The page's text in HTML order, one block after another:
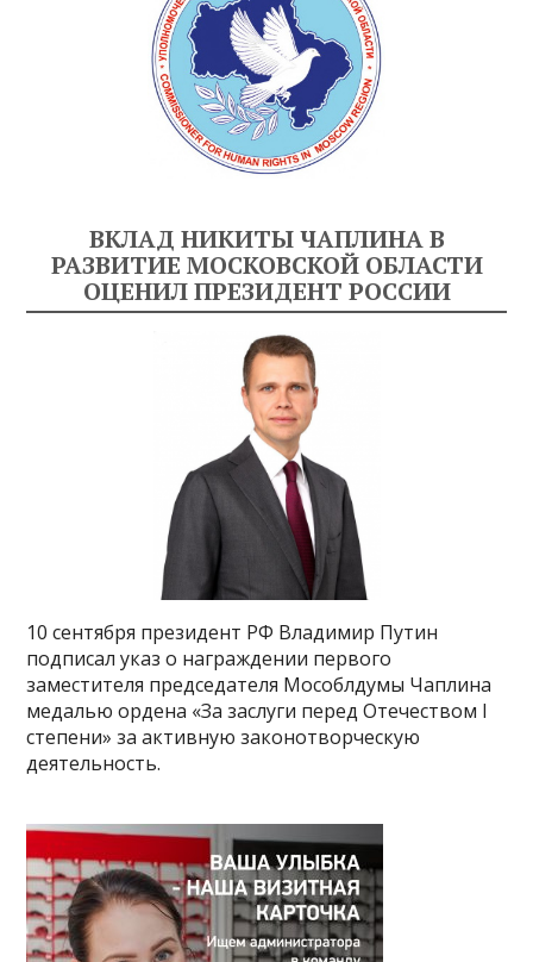
ВКЛАД НИКИТЫ ЧАПЛИНА В
РАЗВИТИЕ МОСКОВСКОЙ ОБЛАСТИ
ОЦЕНИЛ ПРЕЗИДЕНТ РОССИИ
10 сентября президент РФ Владимир Путин
подписал указ о награждении первого
заместителя председателя Мособлдумы Чаплина
медалью ордена «За заслуги перед Отечеством I
степени» за активную законотворческую
деятельность.